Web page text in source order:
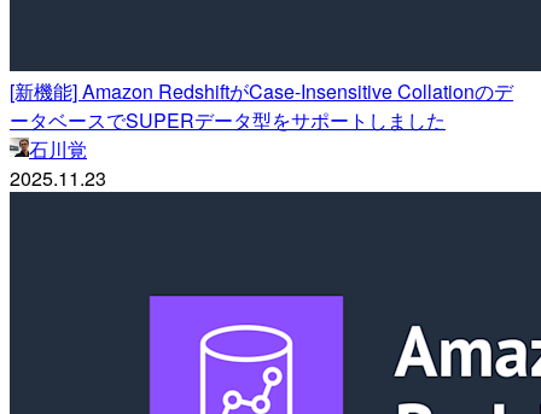
[新機能] Amazon RedshiftがCase-Insensitive Collationのデ
ータベースでSUPERデータ型をサポートしました
石川覚
2025.11.23